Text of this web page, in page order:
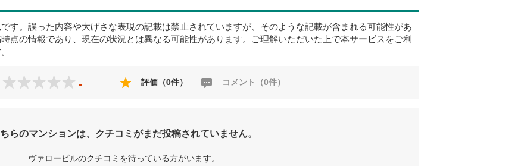
す。誤った内容や大げさな表現の記載は禁止されていますが、そのような記載が含まれる可能性があ
点の情報であり、現在の状況とは異なる可能性があります。ご理解いただいた上で本サービスをご利
- 評価（0件） コメント（0件）
らのマンションは、クチコミがまだ投稿されていません。
ヴァロービルのクチコミを待っている方がいます。